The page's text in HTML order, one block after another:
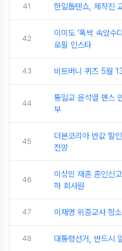
41 한일톱텐쇼, 제작진
42
이미도 ‘폭싹 속았수
로필 인스타
43 비트버니 퀴즈 5월
44
통일교 윤석열 펜스
부
45
더본코리아 반값 할
전망
46
이상민 재혼 혼인신
하 회사원
47 이재명 위증교사 항
48 대통령선거, 반드시